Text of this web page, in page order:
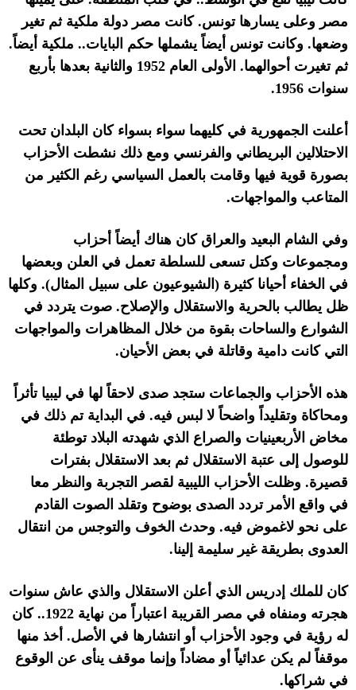
مصر وعلى يسارها تونس.كانت مصر دولة ملكية ثم تغير
وضعها. وكانت تونس أيضاً يشملها حكم البايات.. ملكية أيضاً.
ثم تغيرت أحوالهما. الأولى العام 1952 والثانية بعدها بأربع
سنوات 1956.
أعلنت الجمهورية في كليهما سواء بسواء كان البلدان تحت
الاحتلالين البريطاني والفرنسي ومع ذلك نشطت الأحزاب
بصورة قوية فيها وقامت بالعمل السياسي رغم الكثير من
المتاعب والمواجهات.
وفي الشام البعيد والعراق كان هناك أيضاً أحزاب
ومجموعات وكتل تسعى للسلطة تعمل في العلن وبعضها
في الخفاء أحيانا كثيرة ( الشيوعيون على سبيل المثال). وكلها
ظل يطالب بالحرية والاستقلال والإصلاح. صوت يتردد في
الشوارع والساحات بقوة من خلال المظاهرات والمواجهات
التي كانت دامية وقاتلة في بعض الأحيان.
هذه الأحزاب والجماعات ستجد صدى لاحقاً لها في ليبيا تأثراً
ومحاكاة وتقليداً واضحاً لا لبس فيه. في البداية تم ذلك في
مخاض الأربعينيات والصراع الذي شهدته البلاد توطئة
للوصول إلى عتبة الاستقلال ثم بعد الاستقلال بفترات
قصيرة. وظلت الأحزاب الليبية لقصر التجربة والنظر معا
في واقع الأمر تردد الصدى بوضوح وتقلد الصوت القادم
على نحو لاغموض فيه. وحدث الخوف والتوجس من انتقال
العدوى بطريقة غير سليمة إلينا.
كان للملك إدريس الذي أعلن الاستقلال والذي عاش سنوات
هجرته ومنفاه في مصر القريبة اعتباراً من نهاية 1922..
كان
له رؤية في وجود الأحزاب أو انتشارها في الأصل. أخذ منها
موقفاً لم يكن عدائياً أو مضاداً وإنما موقف ينأى عن الوقوع
في شراكها.